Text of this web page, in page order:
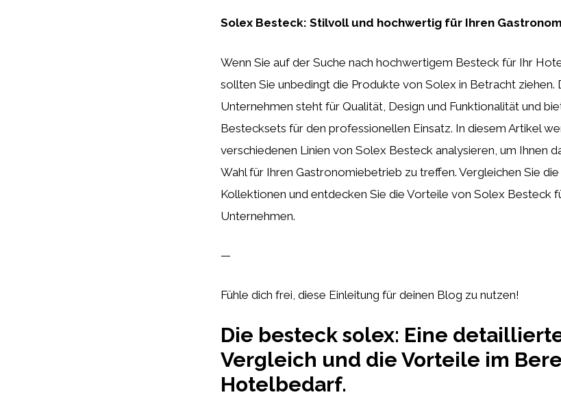
Solex Besteck: Stilvoll und hochwertig für Ihren
Wenn Sie auf der Suche nach hochwertigem Besteck für Ihr
sollten Sie unbedingt die Produkte von Solex in Betracht ziehen.
Unternehmen steht für Qualität, Design und Funktionalität und
Bestecksets für den professionellen Einsatz. In diesem Artikel
verschiedenen Linien von Solex Besteck analysieren, um Ihnen
Wahl für Ihren Gastronomiebetrieb zu treffen. Vergleichen Sie
Kollektionen und entdecken Sie die Vorteile von Solex Besteck
Unternehmen.
—
Fühle dich frei, diese Einleitung für deinen Blog zu nutzen!
Die besteck solex: Eine
Vergleich und die Vorteile im
Hotelbedarf.